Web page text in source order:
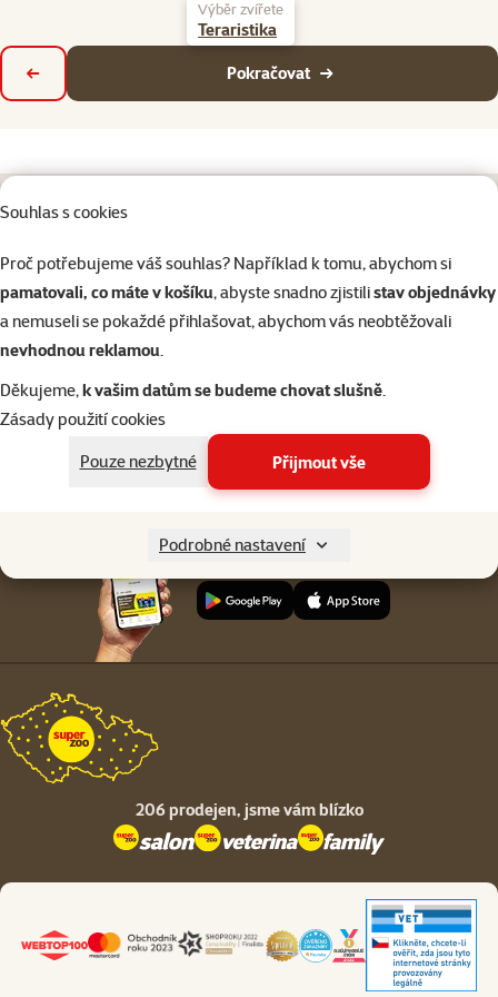
Souhlas s cookies
Proč potřebujeme váš souhlas? Například k tomu, abychom si
pamatovali, co máte v košíku, abyste snadno zjistilistav objednávky
a nemuseli se pokaždé přihlašovat, abychom vás neobtěžovali
nevhodnou reklamou.
Děkujeme,k vašim datům se budeme chovat slušně.
Zásady použití cookies
Pouze nezbytné
Přijmout vše
Podrobné nastavení
Výběr zvířete
Teraristika
Pokračovat
Zpět
eshop@superzoo.cz Po–Pá 7:00 – 18:00
Online chat
neboWhatsApp
206 prodejen
Menu v patičce
Pro zákazníky
206 prodejen, jsme vám blízko